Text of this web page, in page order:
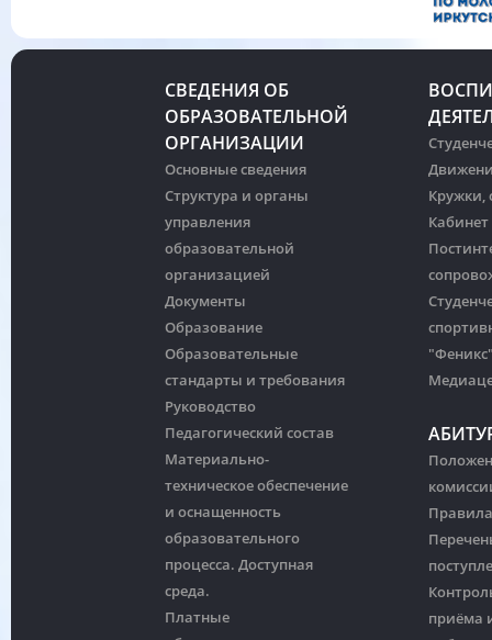
СВЕДЕНИЯ ОБ
ОБРАЗОВАТЕЛЬНОЙ
ОРГАНИЗАЦИИ
Основные сведения
Структура и органы
управления
образовательной
организацией
Документы
Образование
Образовательные
стандарты и требования
Руководство
Педагогический состав
Материально-
техническое обеспечение
и оснащенность
образовательного
процесса. Доступная
среда.
Платные
Кружки,
приёма